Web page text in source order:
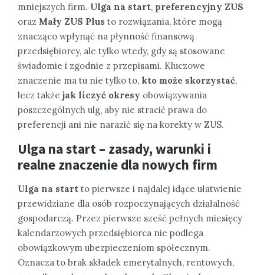
mniejszych firm. Ulga na start, preferencyjny ZUS
oraz Mały ZUS Plus to rozwiązania, które mogą
znacząco wpłynąć na płynność finansową
przedsiębiorcy, ale tylko wtedy, gdy są stosowane
świadomie i zgodnie z przepisami. Kluczowe
znaczenie ma tu nie tylko to, kto może skorzystać,
lecz także jak liczyć okresy obowiązywania
poszczególnych ulg, aby nie stracić prawa do
preferencji ani nie narazić się na korekty w ZUS.
Ulga na start – zasady, warunki i
realne znaczenie dla nowych firm
Ulga na start to pierwsze i najdalej idące ułatwienie
przewidziane dla osób rozpoczynających działalność
gospodarczą. Przez pierwsze sześć pełnych miesięcy
kalendarzowych przedsiębiorca nie podlega
obowiązkowym ubezpieczeniom społecznym.
Oznacza to brak składek emerytalnych, rentowych,